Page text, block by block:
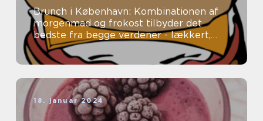
Brunch i København: Kombinationen af
morgenmad og frokost tilbyder det
bedste fra begge verdener - lækkert,
tilfredsstillende mad uden en fastlagt
spi...
18. januar 2024